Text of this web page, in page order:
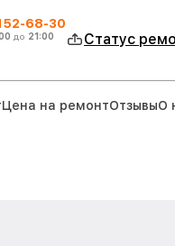
68-30
до 21:00 Статус
Цена на ремонтОтзывыО